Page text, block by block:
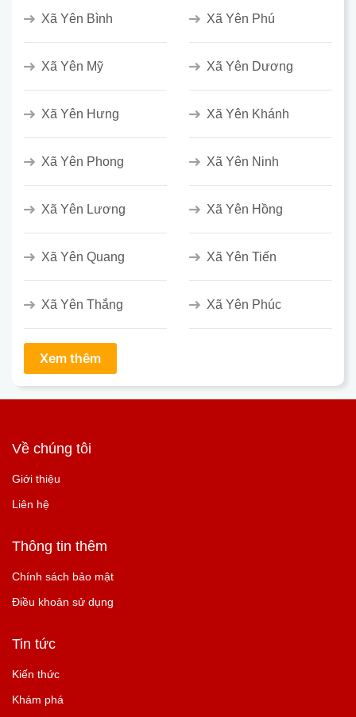
Xã Yên Bình Xã Yên Phú
Xã Yên Mỹ Xã Yên Dương
Xã Yên Hưng Xã Yên Khánh
Xã Yên Phong Xã Yên Ninh
Xã Yên Lương Xã Yên Hồng
Xã Yên Quang Xã Yên Tiến
Xã Yên Thắng Xã Yên Phúc
Về chúng tôi
Giới thiệu
Liên hệ
Thông tin thêm
Chính sách bảo mật
Điều khoản sử dụng
Tin tức
Kiến thức
Khám phá